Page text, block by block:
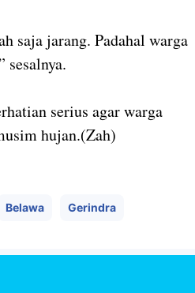
saja jarang. Padahal warga
sesalnya.
serius agar warga
hujan.(Zah)
Belawa Gerindra